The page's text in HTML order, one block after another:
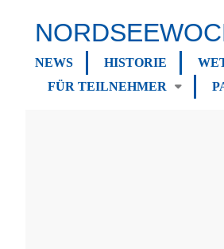
NEWS
HISTORIE
FÜR TEILNEHMER